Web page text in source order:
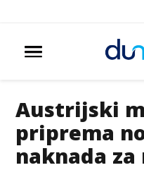
Austrijski
priprema
naknada za